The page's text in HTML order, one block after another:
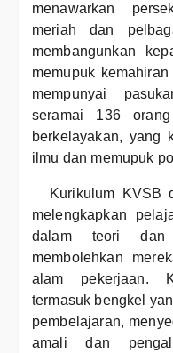
menawarkan
meriah dan
membangunkan
memupuk
mempunyai
seramai 136
berkelayakan, yang
ilmu dan memupuk
Kurikulum KVSB
melengkapkan
dalam teori dan
membolehkan
alam pekerjaan.
termasuk bengkel
pembelajaran,
amali dan